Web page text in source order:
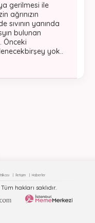
gerilmesi ile
ağrınızın
sıvının yanında
bulunan
Önceki
yok..
İletişim Haberler
hakları saklıdır.